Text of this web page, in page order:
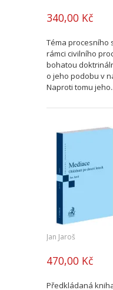
340,00 Kč
Téma procesního
rámci civilního
bohatou
o jeho podobu v
Naproti tomu
Jan Jaroš
470,00 Kč
Předkládaná